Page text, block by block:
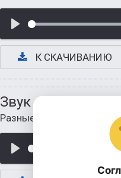
К СКАЧИВАНИЮ
Звук настоящего
Разные звуки Звуки